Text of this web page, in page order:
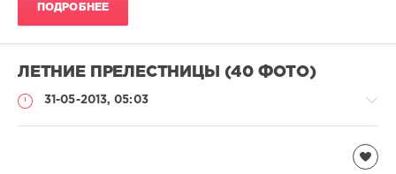
ПОДРОБНЕЕ
ЛЕТНИЕ ПРЕЛЕСТНИЦЫ (40 ФОТО)
31-05-2013, 05:03